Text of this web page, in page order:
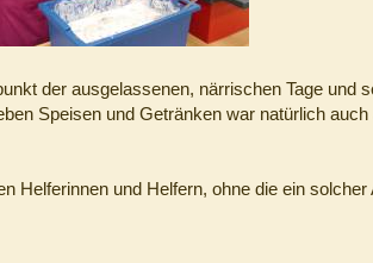
der ausgelassenen, närrischen Tage und
Speisen und Getränken war natürlich
Helferinnen und Helfern, ohne die ein solcher